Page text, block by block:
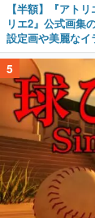
【半額】『アト
リエ2』公式画集
設定画や美麗な
5